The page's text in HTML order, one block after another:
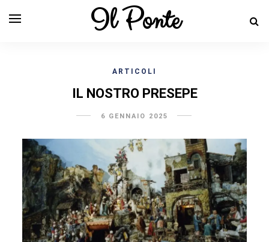
Il Ponte
ARTICOLI
IL NOSTRO PRESEPE
6 GENNAIO 2025